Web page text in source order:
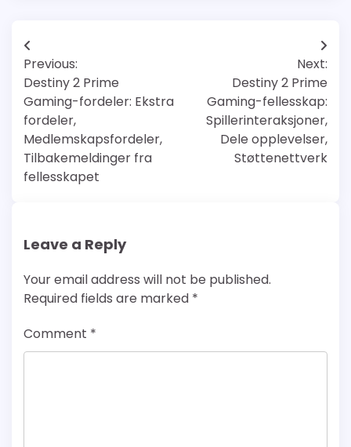
Post
navigation
Previous:
Destiny 2 Prime
Gaming-fordeler: Ekstra
fordeler,
Medlemskapsfordeler,
Tilbakemeldinger fra
fellesskapet
Next:
Destiny 2 Prime
Gaming-fellesskap:
Spillerinteraksjoner,
Dele opplevelser,
Støttenettverk
Leave a Reply
Your email address will not be published.
Required fields are marked *
Comment *